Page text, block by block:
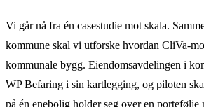
Vi går nå fra én casestudie mot skala.
kommune skal vi utforske hvordan CliVa-
kommunale bygg. Eiendomsavdelingen i
WP Befaring i sin kartlegging, og piloten
på én enebolig holder seg over en portefølje